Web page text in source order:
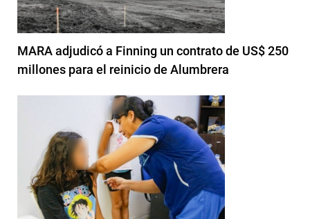
MARA adjudicó a Finning un contrato de US$ 250
millones para el reinicio de Alumbrera